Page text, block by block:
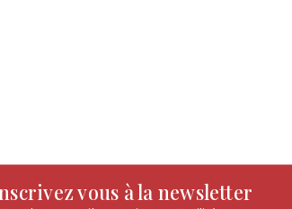
vous à la newsletter